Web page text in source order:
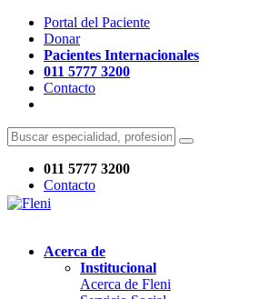
Portal del Paciente
Donar
Pacientes Internacionales
011 5777 3200
Contacto
011 5777 3200
Contacto
Acerca de
Institucional
Acerca de Fleni